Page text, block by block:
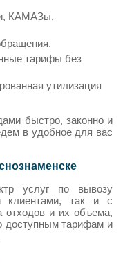
КАМАЗы,
тарифы без
утилизация
быстро, законно и
в удобное для вас
услуг по вывозу
клиентами, так и с
отходов и их объема,
доступным тарифам и